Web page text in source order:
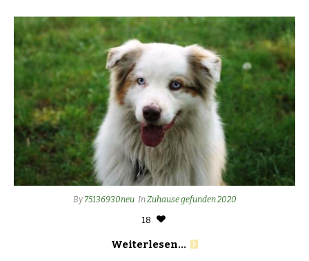
By75136930neu InZuhause gefunden 2020
18
Weiterlesen...